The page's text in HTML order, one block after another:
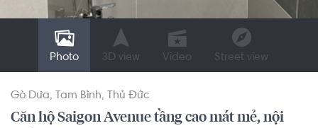
Photo 3D view Video Street view
Gò Dưa Tam Bình Thủ Đức
Căn hộ Saigon Avenue tầng cao mát mẻ, nội